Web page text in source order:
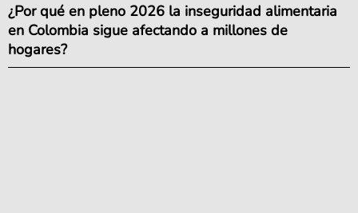
¿Por qué en pleno 2026 la inseguridad alimentaria
en Colombia sigue afectando a millones de
hogares?